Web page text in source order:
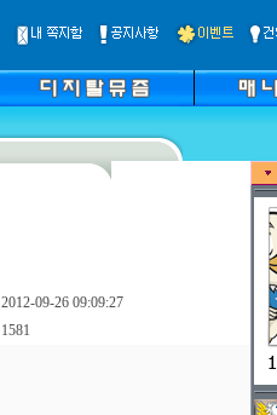
2012-09-26 09:09:27
1581